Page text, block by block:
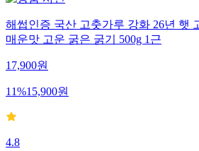
해썹인증 국산 고춧가루 강화 26년 햇
매운맛 고운 굵은 굵기 500g 1근
17,900원
11%15,900원
4.8